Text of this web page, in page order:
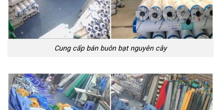
Cung cấp bán buôn bạt nguyên cây